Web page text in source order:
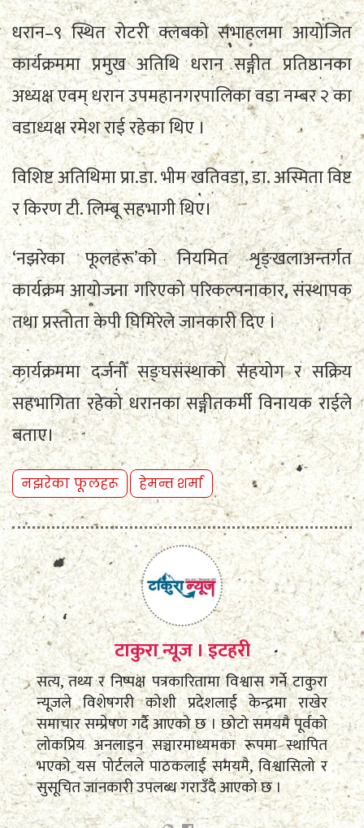
धरान–९ स्थित रोटरी क्लबको सभाहलमा आयोजित
कार्यक्रममा प्रमुख अतिथि धरान सङ्गीत प्रतिष्ठानका
अध्यक्ष एवम् धरान उपमहानगरपालिका वडा नम्बर २ का
वडाध्यक्ष रमेश राई रहेका थिए ।
विशिष्ट अतिथिमा प्रा.डा. भीम खतिवडा, डा. अस्मिता विष्ट
र किरण टी. लिम्बू सहभागी थिए।
‘नझरेका फूलहरू’को नियमित शृङ्खलाअन्तर्गत
कार्यक्रम आयोजना गरिएको परिकल्पनाकार, संस्थापक
तथा प्रस्तोता केपी घिमिरेले जानकारी दिए ।
कार्यक्रममा दर्जनौँ सङ्घसंस्थाको सहयोग र सक्रिय
सहभागिता रहेको धरानका सङ्गीतकर्मी विनायक राईले
बताए।
नझरेका फूलहरू हेमन्त शर्मा
टाकुरा न्यूज । इटहरी
सत्य, तथ्य र निष्पक्ष पत्रकारितामा विश्वास गर्ने टाकुरा
न्यूजले विशेषगरी कोशी प्रदेशलाई केन्द्रमा राखेर
समाचार सम्प्रेषण गर्दै आएको छ । छोटो समयमै पूर्वको
लोकप्रिय अनलाइन सञ्चारमाध्यमका रूपमा स्थापित
भएको यस पोर्टलले पाठकलाई समयमै, विश्वासिलो र
सुसूचित जानकारी उपलब्ध गराउँदै आएको छ ।